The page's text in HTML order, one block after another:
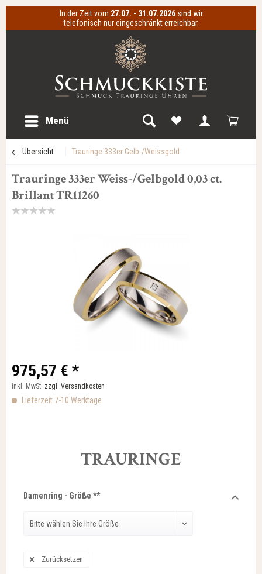
In der Zeit vom 27.07. - 31.07.2026 sind wir
telefonisch nur eingeschränkt erreichbar.
Menü
Übersicht Trauringe 333er Gelb-/Weissgold
Trauringe 333er Weiss-/Gelbgold 0,03 ct.
Brillant TR11260
975,57 € *
inkl. MwSt. zzgl. Versandkosten
Lieferzeit 7-10 Werktage
TRAURINGE
Damenring - Größe **
Zurücksetzen